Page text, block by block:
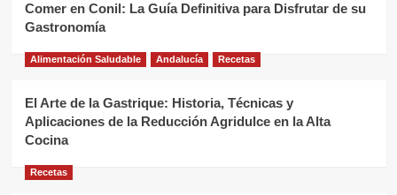
Comer en Conil: La Guía Definitiva para Disfrutar de su
Gastronomía
Alimentación Saludable Andalucía Recetas
El Arte de la Gastrique: Historia, Técnicas y
Aplicaciones de la Reducción Agridulce en la Alta
Cocina
Recetas